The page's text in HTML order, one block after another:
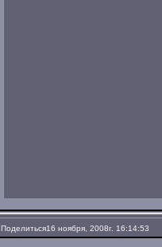
Поделиться16 ноября, 2008г. 16:14:53